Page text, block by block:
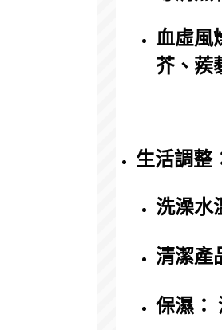
血虛風
芥、蒺
生活調整
洗澡水
清潔產
保濕：